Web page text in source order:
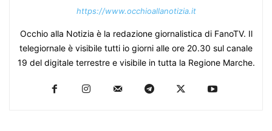
https://www.occhioallanotizia.it
Occhio alla Notizia è la redazione giornalistica di FanoTV. Il
telegiornale è visibile tutti io giorni alle ore 20.30 sul canale
19 del digitale terrestre e visibile in tutta la Regione Marche.